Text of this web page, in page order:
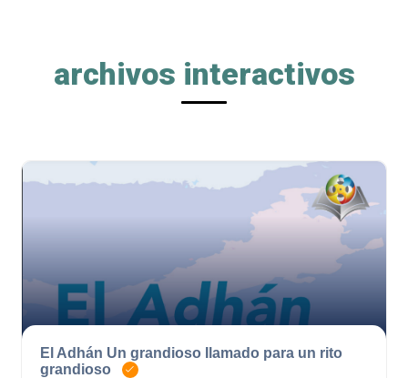
archivos interactivos
El Adhán Un grandioso Ilamado para un rito
grandioso